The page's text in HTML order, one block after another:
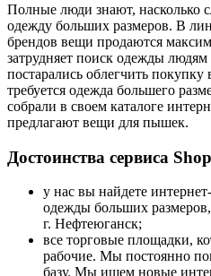
Полные люди знают, насколько
одежду больших размеров. В
брендов вещи продаются
затрудняет поиск одежды
постарались облегчить
требуется одежда большего
собрали в своем каталоге
предлагают вещи для пышек.
Достоинства сервиса
у нас вы найдете
одежды больших
г. Нефтеюганск;
все торговые площадки,
рабочие. Мы постоянно
базу. Мы ищем новые